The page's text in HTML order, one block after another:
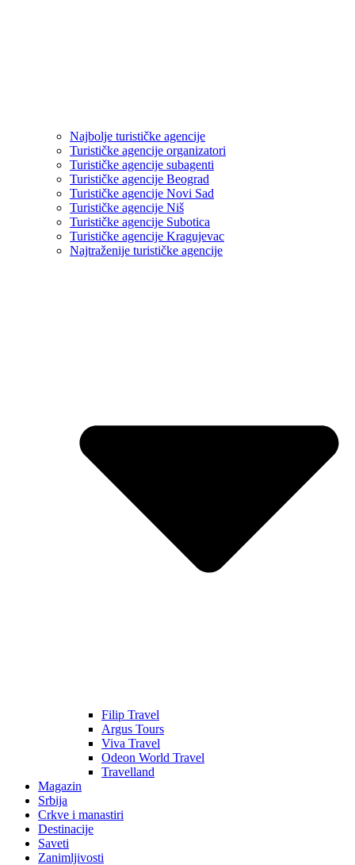
Najbolje turističke agencije
Turističke agencije organizatori
Turističke agencije subagenti
Turističke agencije Beograd
Turističke agencije Novi Sad
Turističke agencije Niš
Turističke agencije Subotica
Turističke agencije Kragujevac
Najtraženije turističke agencije
Filip Travel
Argus Tours
Viva Travel
Odeon World Travel
Travelland
Magazin
Srbija
Crkve i manastiri
Destinacije
Saveti
Zanimljivosti